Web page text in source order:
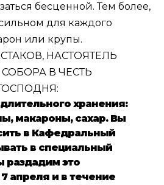
бесценной. Тем более,
для каждого
или крупы.
НАСТОЯТЕЛЬ
В ЧЕСТЬ
хранения:
макароны, сахар. Вы
в Кафедральный
в специальный
раздадим это
апреля и в течение